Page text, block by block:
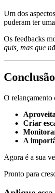
Um dos
puderam ter
Os feedbacks
quis, mas que
O relançamento
Criar
A
Agora é a sua
Pronto para